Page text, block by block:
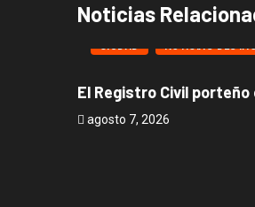
Noticias
CIUDAD NOTICIAS
El Registro Civil porteño
agosto 7, 2026